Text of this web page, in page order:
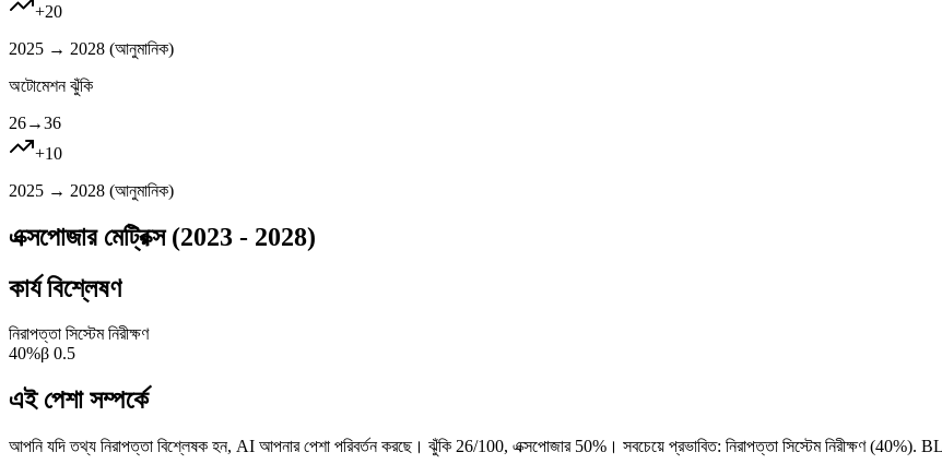
+20
2025 → 2028 (আনুমানিক)
অটোমেশন ঝুঁকি
26→36
+10
2025 → 2028 (আনুমানিক)
এক্সপোজার মেট্রিক্স (2023 - 2028)
কার্য বিশ্লেষণ
নিরাপত্তা সিস্টেম নিরীক্ষণ
40%β 0.5
এই পেশা সম্পর্কে
আপনি যদি তথ্য নিরাপত্তা বিশ্লেষক হন, AI আপনার পেশা পরিবর্তন করছে। ঝুঁকি 26/100, এক্সপোজার 50%। সবচেয়ে প্রভাবিত: নিরাপত্তা সিস্টেম নিরীক্ষণ (40%).